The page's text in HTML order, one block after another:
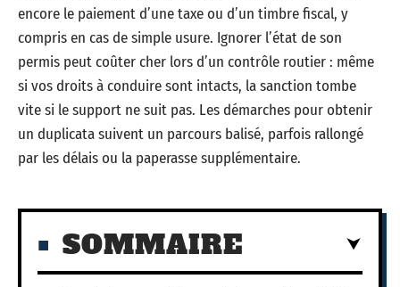
encore le paiement d’une taxe ou d’un timbre fiscal, y
compris en cas de simple usure. Ignorer l’état de son
permis peut coûter cher lors d’un contrôle routier : même
si vos droits à conduire sont intacts, la sanction tombe
vite si le support ne suit pas. Les démarches pour obtenir
un duplicata suivent un parcours balisé, parfois rallongé
par les délais ou la paperasse supplémentaire.
SOMMAIRE